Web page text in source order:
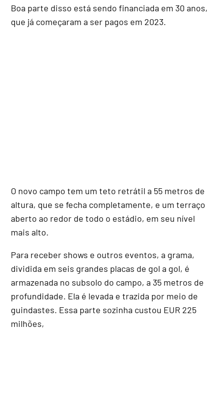
Boa parte disso está sendo financiada em 30 anos,
que já começaram a ser pagos em 2023.
O novo campo tem um teto retrátil a 55 metros de
altura, que se fecha completamente, e um terraço
aberto ao redor de todo o estádio, em seu nível
mais alto.
Para receber shows e outros eventos, a grama,
dividida em seis grandes placas de gol a gol, é
armazenada no subsolo do campo, a 35 metros de
profundidade. Ela é levada e trazida por meio de
guindastes. Essa parte sozinha custou EUR 225
milhões,